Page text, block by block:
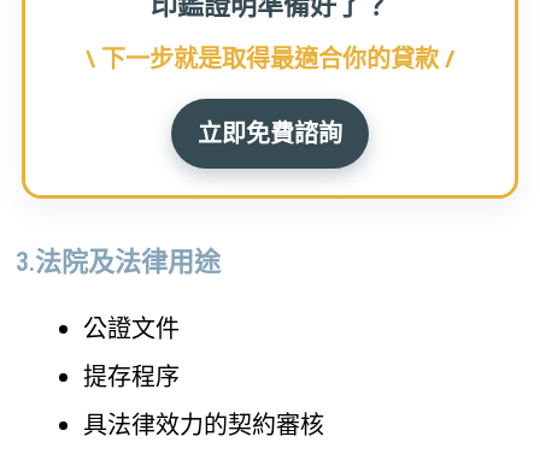
\ 下一步就是取得最適合你的貸款 /
立即免費諮詢
3.法院及法律用途
公證文件
提存程序
具法律效力的契約審核